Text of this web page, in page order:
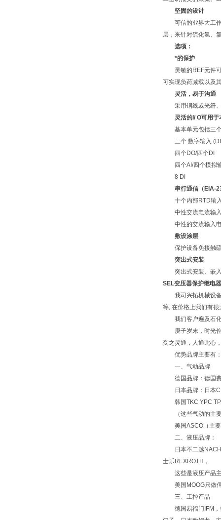
坚固的设计
可信的业界大工作
层，来针对硫化氢、
选项：
*的保护
灵敏的REF元件可
可实现负荷减载以及
灵活，易于沟通
采用铜线或光纤、
灵活的I/ O可用
基本单元包括三个
三个 数字输入
四个DO/四个DI
四个AI/四个模拟
8 DI
串行通信（EIA-
十个内部RTD输入
中性交流电流输入
中性的交流输入电
敷设涂层
保护设备免接触硫
突出式安装
突出式安装、嵌入
SEL变压器保护继电器
我司兴拓机械设备
等, 在价格上我们有
我们客户遍及石化
庚子岁末，时光倥
受之灵通，人通此心
优势品牌主要有
一、气动品牌
德国品牌：德国费
日本品牌：日本
韩国TKC YPC TPC
（这些气动的主要
美国ASCO（主要
二、液压品牌：
日本不二越NACHI
士乐REXROTH，
这些是液压产品主
美国MOOG只做
三、工控产品
德国易福门IFM，德